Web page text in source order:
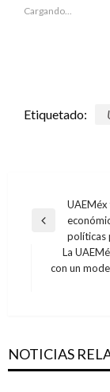
en
Cargando...
Etiquetado:
de
entradas
Entrada
anterior
políticas
Entrada
La
con un
NOTICIAS